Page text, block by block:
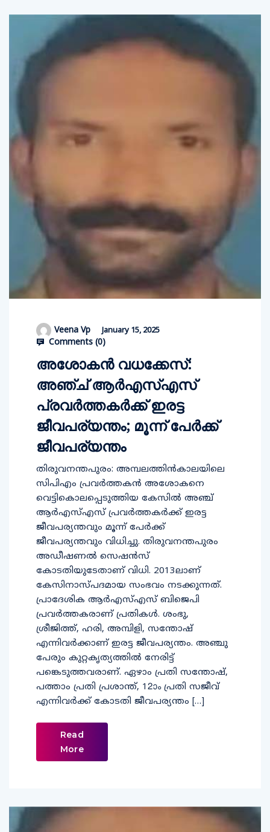
Veena Vp January 15, 2025
Comments (0)
അശോകന്‍ വധക്കേസ്:
അഞ്ച് ആര്‍എസ്എസ്
പ്രവര്‍ത്തകര്‍ക്ക് ഇരട്ട
ജീവപര്യന്തം; മൂന്ന് പേര്‍ക്ക്
ജീവപര്യന്തം
തിരുവനന്തപുരം: അമ്പലത്തിന്‍കാലയിലെ
സിപിഎം പ്രവര്‍ത്തകന്‍ അശോകനെ
വെട്ടികൊലപ്പെടുത്തിയ കേസില്‍ അഞ്ച്
ആര്‍എസ്എസ് പ്രവര്‍ത്തകര്‍ക്ക് ഇരട്ട
ജീവപര്യന്തവും മൂന്ന് പേര്‍ക്ക്
ജീവപര്യന്തവും വിധിച്ചു. തിരുവനന്തപുരം
അഡീഷണല്‍ സെഷന്‍സ്
കോടതിയുടേതാണ് വിധി. 2013ലാണ്
കേസിനാസ്പദമായ സംഭവം നടക്കുന്നത്.
പ്രാദേശിക ആര്‍എസ്എസ് ബിജെപി
പ്രവര്‍ത്തകരാണ് പ്രതികള്‍. ശംഭു,
ശ്രീജിത്ത്, ഹരി, അമ്പിളി, സന്തോഷ്
എന്നിവര്‍ക്കാണ് ഇരട്ട ജീവപര്യന്തം. അഞ്ചു
പേരും കുറ്റകൃത്യത്തില്‍ നേരിട്ട്
പങ്കെടുത്തവരാണ്. ഏഴാം പ്രതി സന്തോഷ്,
പത്താം പ്രതി പ്രശാന്ത്, 12ാം പ്രതി സജീവ്
എന്നിവര്‍ക്ക് കോടതി ജീവപര്യന്തം […]
Read
More